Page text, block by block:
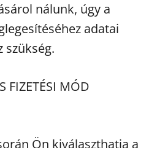
nálunk, úgy a
adatai
szükség.
FIZETÉSI MÓD
Ön kiválaszthatja a